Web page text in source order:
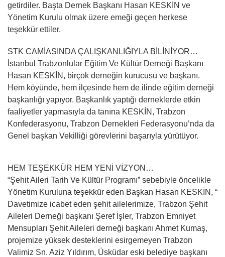
getirdiler. Başta Dernek Başkanı Hasan KESKİN ve
Yönetim Kurulu olmak üzere emeği geçen herkese
teşekkür ettiler.
STK CAMİASINDA ÇALIŞKANLIĞIYLA BİLİNİYOR…
İstanbul Trabzonlular Eğitim Ve Kültür Derneği Başkanı
Hasan KESKİN, birçok derneğin kurucusu ve başkanı.
Hem köyünde, hem ilçesinde hem de ilinde eğitim derneği
başkanlığı yapıyor. Başkanlık yaptığı derneklerde etkin
faaliyetler yapmasıyla da tanına KESKİN, Trabzon
Konfederasyonu, Trabzon Dernekleri Federasyonu’nda da
Genel başkan Vekilliği görevlerini başarıyla yürütüyor.
HEM TEŞEKKÜR HEM YENİ VİZYON…
“Şehit Aileri Tarih Ve Kültür Programı” sebebiyle öncelikle
Yönetim Kuruluna teşekkür eden Başkan Hasan KESKİN, “
Davetimize icabet eden şehit ailelerimize, Trabzon Şehit
Aileleri Derneği başkanı Şeref İşler, Trabzon Emniyet
Mensupları Şehit Aileleri derneği başkanı Ahmet Kumaş,
projemize yüksek desteklerini esirgemeyen Trabzon
Valimiz Sn. Aziz Yıldırım, Üsküdar eski belediye başkanı